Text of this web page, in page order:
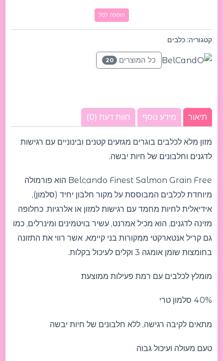
הוספה לסל
קטגוריה:כלבים
כל המוצרים 20
תיאור מידע נוסף חוות דעת (0)
מזון מלא לכלבים בוגרים מגזעים קטנים ובינוניים עם רגישות
לדגנים וחלבונים של חיות יבשה.
Belcando Finest Salmon Grain Free הוא פורמולה
מיוחדת לכלבים המבוססת על מקור חלבון יחיד (סלמון),
אידיאלית לחיות מחמד עם רגישות למזון או אלרגיות. כחלופה
מזינה לדגנים, הוא מכיל אמרנט, עשיר בויטמינים ומינרלים, כמו
גם קריל אנטארקטי ממקורות בני קיימא, אשר רווי את התזונה
בחומצות שומן אומגה 3 וקלים לעיכול בקלות.
מומלץ לכלבים עם רמת פעילות ממוצעת
40% סלמון טרי
מתאים לקיבה רגישה, ללא חלבונים של חיות יבשה
טעם מעולה ועיכול גבוה